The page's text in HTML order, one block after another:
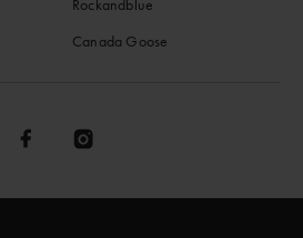
Rockandblue
Canada Goose